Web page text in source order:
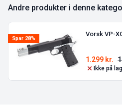
Andre produkter i denne
Spar 28%
Vorsk VP-
1.299 kr.
Ikke på